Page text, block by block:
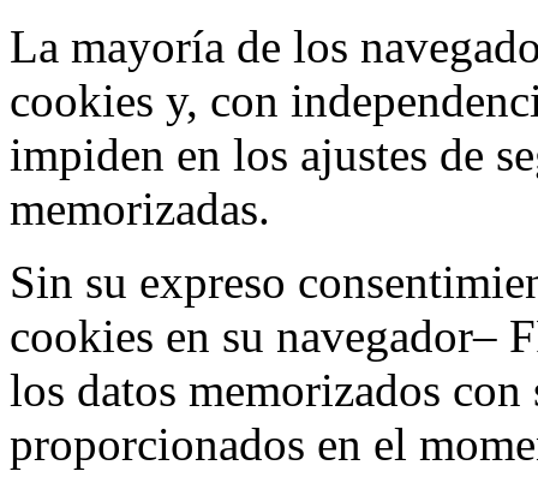
La mayoría de los
cookies y, con
impiden en los ajustes de
memorizadas.
Sin su expreso
cookies en su navegador–
los datos memorizados con
proporcionados en el